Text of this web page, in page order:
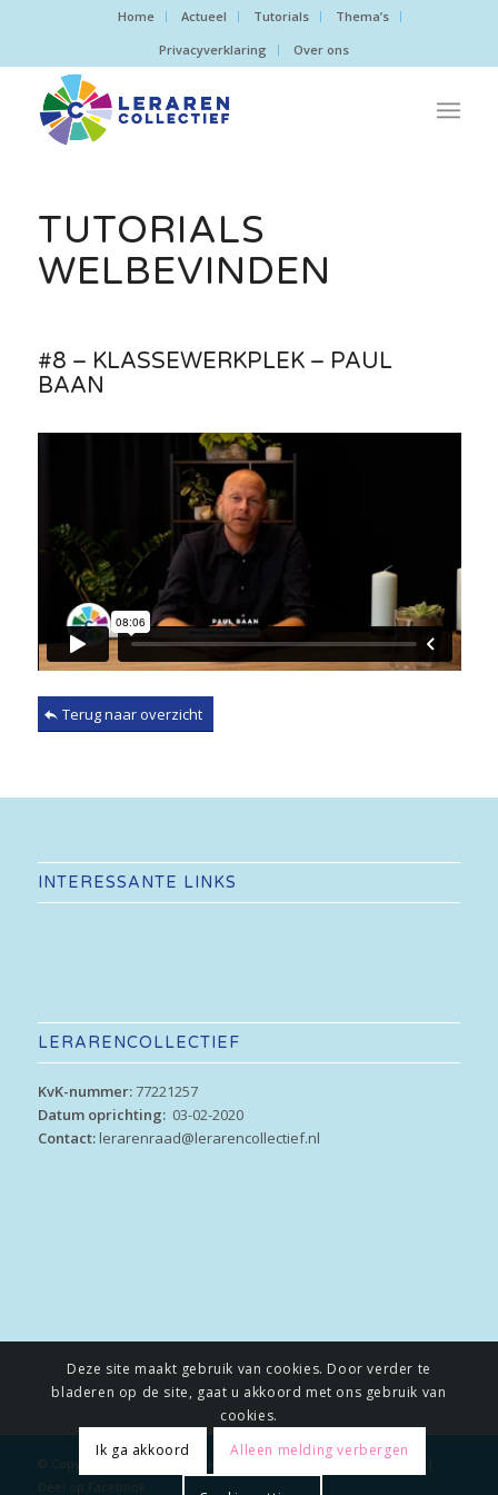
Home Actueel Tutorials
Thema’s
Privacyverklaring
Over ons
TUTORIALS
WELBEVINDEN
#8 – KLASSEWERKPLEK – PAUL
BAAN
Terug naar overzicht
INTERESSANTE LINKS
LERARENCOLLECTIEF
KvK-nummer:77221257
Datum oprichting: 03-02-2020
Contact: lerarenraad@lerarencollectief.nl
© Copyright - Lerarencollectief | |Deel op Twitter
|
Deel op Facebook
Deze site maakt gebruik van cookies. Door verder te
bladeren op de site, gaat u akkoord met ons gebruik van
cookies.
Ik ga akkoord
Alleen melding verbergen